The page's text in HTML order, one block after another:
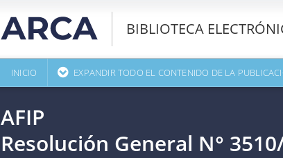
BIBLIOTECA
INICIO EXPANDIR TODO EL CONTENIDO DE LA
AFIP
Resolución General N°